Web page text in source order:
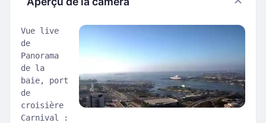
Vue live
de
Panorama
de la
baie, port
de
croisière
Carnival :